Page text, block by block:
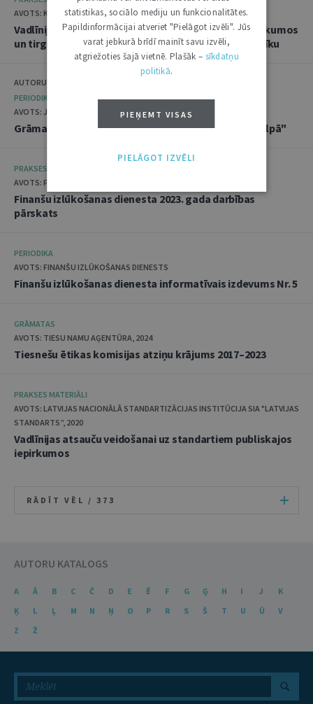
AVOTS: KONKURENCES PADOME, 2024
Vadlīnijas par kopīgu piedāvājumu iesniegšanu iepirkumos
un tirgus dalībniekiem paredzētu pašnovērtējuma rīku
AUTORU KOLEKTĪVS
PERIODIKA
AVOTS: JURISTA VĀRDS, 2024
Grāmatžurnāls "Latvijas pirmie 20 gadi ES tiesību telpā"
PRAKSES MATERIĀLI
AVOTS: FINANŠU IZLŪKOŠANAS DIENESTS, 2024
Finanšu izlūkošanas dienesta 2023. gada darbības
pārskats
PERIODIKA
AVOTS: FINANŠU IZLŪKOŠANAS DIENESTS
Finanšu izlūkošanas dienesta informatīvais izdevums Nr. 5
GRĀMATAS
AVOTS: TIESU NAMU AĢENTŪRA, 2024
Tiesnešu ētikas komisijas atziņu krājums 2017–2023
PRAKSES MATERIĀLI
AVOTS: LATVIJAS NACIONĀLĀ STANDARTIZĀCIJAS INSTITŪCIJA SIA "LATVIJAS
STANDARTS”, 2020
Vadlīnijas atsauču veidošanai uz standartiem publiskajos
iepirkumos
RĀDĪT VĒL / 373
AUTORU KATALOGS
A Ā B C Č D E Ē F G Ģ H I J
K
Ķ
L Ļ M N Ņ O P R S Š T U Ū
V
Z
Ž
statistikas, sociālo mediju un funkcionalitātes.
Papildinformācijai atveriet "Pielāgot izvēli". Jūs
varat jebkurā brīdī mainīt savu izvēli,
atgriežoties šajā vietnē. Plašāk – sīkdatņu
politikā.
PIEŅEMT VISAS
PIELĀGOT IZVĒLI